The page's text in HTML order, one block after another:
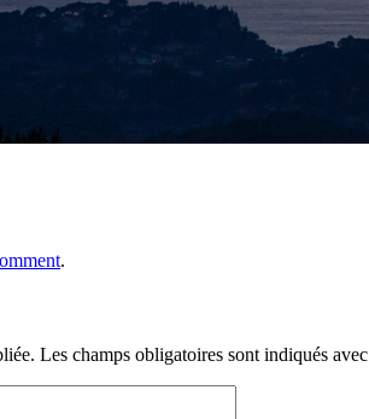
.
Les champs obligatoires sont indiqués avec